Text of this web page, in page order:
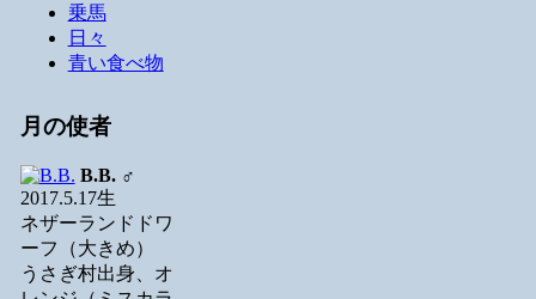
乗馬
日々
青い食べ物
月の使者
B.B.♂
2017.5.17生
ネザーランドドワ
ーフ（大きめ）
うさぎ村出身、オ